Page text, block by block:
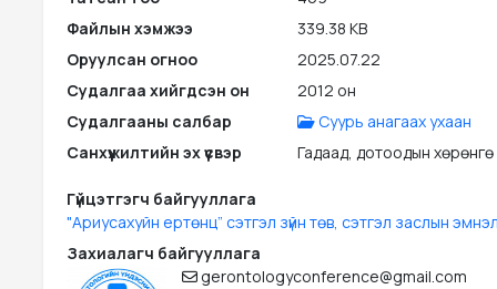
Файлын хэмжээ
339.38 KB
Оруулсан огноо
2025.07.22
Судалгаа хийгдсэн он
2012 он
Судалгааны салбар
Суурь анагаах ухаан
Санхүүжилтийн эх үүсвэр
Гадаад, дотоодын
Гүйцэтгэгч байгууллага
"Ариусахуйн ертөнц” сэтгэл зүйн төв, сэтгэл заслын
Захиалагч байгууллага
gerontologyconference@gmail.com